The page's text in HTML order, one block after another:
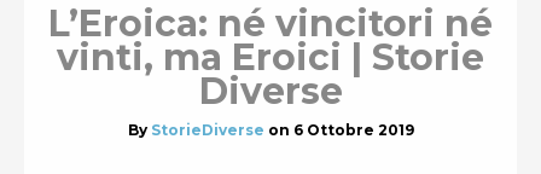
L’Eroica: né vincitori né
vinti, ma Eroici | Storie
Diverse
By StorieDiverse on 6 Ottobre 2019